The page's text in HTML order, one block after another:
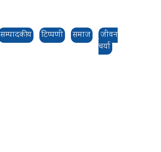
सम्पादकीय टिप्पणी समाज
जीवन
चर्या